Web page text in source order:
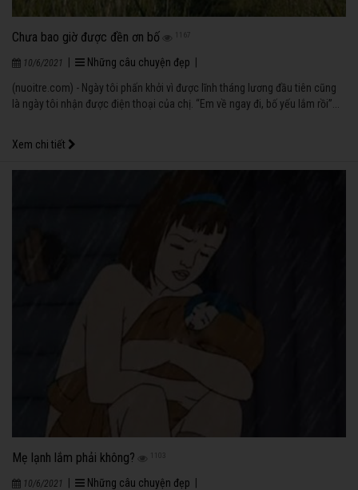
Chưa bao giờ được đền ơn bố 1167
10/6/2021 Những câu chuyện đẹp
(nuoitre.com) - Ngày tôi phấn khởi vì được lĩnh tháng lương đầu tiên cũng
là ngày tôi nhận được điện thoại của chị. “Em về ngay đi, bố yếu lắm rồi”...
Xem chi tiết
Mẹ lạnh lắm phải không? 1103
10/6/2021 Những câu chuyện đẹp